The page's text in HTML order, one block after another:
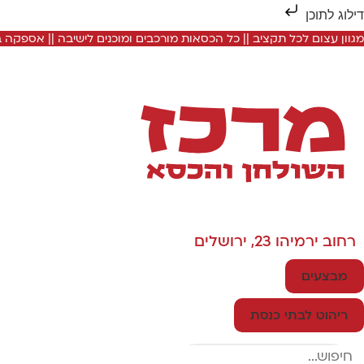
דילוג לתוכן
מגוון עצום לכל תקציב || כל הכסאות מורכבים ומוכנים לישיבה ||
רחוב ירמיהו 23, ירושלים
מבצעים
ריהוט לבתי כנסת
Search